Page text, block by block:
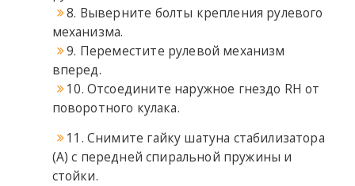
8. Выверните болты крепления рулевого
механизма.
9. Переместите рулевой механизм
вперед.
10. Отсоедините наружное гнездо RH от
поворотного кулака.
11. Снимите гайку шатуна стабилизатора
(А) с передней спиральной пружины и
стойки.